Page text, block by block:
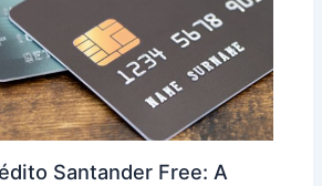
Santander Free: A